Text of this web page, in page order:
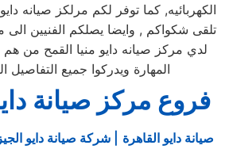
تلقى شكواكم , وايضا يصلكم الفنيين الى
لدي مركز صيانه دايو منيا القمح من
المهارة ويدركوا جميع التفاصيل
فروع مركز صيانة
صيانة دايو القاهرة | شركة صيانة دايو